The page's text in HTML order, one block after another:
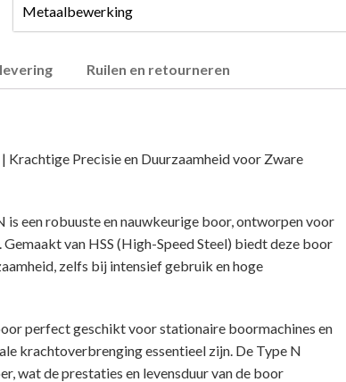
Metaalbewerking
Ruilen en retourneren
Precisie en Duurzaamheid voor Zware
een robuuste en nauwkeurige boor, ontworpen voor
van HSS (High-Speed Steel) biedt deze boor
zelfs bij intensief gebruik en hoge
perfect geschikt voor stationaire boormachines en
krachtoverbrenging essentieel zijn. De Type N
wat de prestaties en levensduur van de boor